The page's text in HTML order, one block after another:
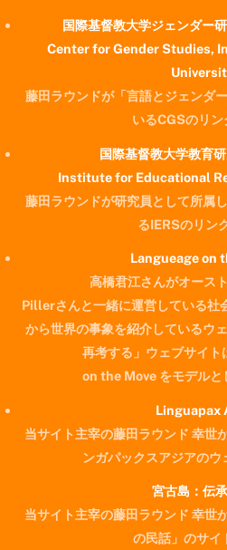
国際基督教大学ジェンダー
Center for Gender Studies,
藤田ラウンドが「言語とジェンダ
いるCGSのリン
国際基督教大学教育研
Institute for Educational
藤田ラウンドが研究員として所属
るIERSのリン
Langueage on
高橋君江さんがオース
Pillerさんと一緒に運営している社
から世界の事象を紹介しているウ
再考する」ウェブサイ
on the Move をモデルと
Linguapax
当サイト主宰の藤田ラウンド 幸世
ンガパックスアジアのウ
宮古島：伝
当サイト主宰の藤田ラウンド 幸世
の民話」のサイ